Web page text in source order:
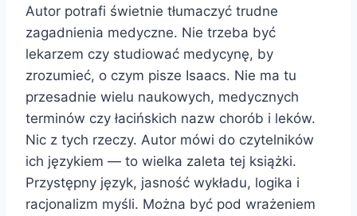
Autor potrafi świetnie tłumaczyć trudne
zagadnienia medyczne. Nie trzeba być
lekarzem czy studiować medycynę, by
zrozumieć, o czym pisze Isaacs. Nie ma tu
przesadnie wielu naukowych, medycznych
terminów czy łacińskich nazw chorób i leków.
Nic z tych rzeczy. Autor mówi do czytelników
ich językiem — to wielka zaleta tej książki.
Przystępny język, jasność wykładu, logika i
racjonalizm myśli. Można być pod wrażeniem